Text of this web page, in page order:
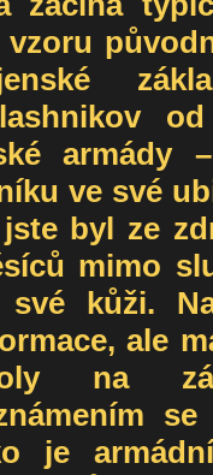
vzoru
armády
ve své
byl ze
mimo
své kůži.
ale
na
je